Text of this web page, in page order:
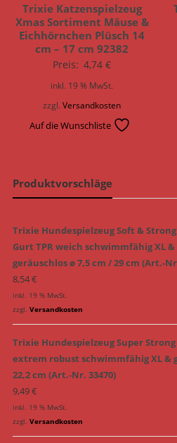
Trixie Katzenspielzeug
Xmas Sortiment Mäuse &
Eichhörnchen Plüsch 14
cm – 17 cm 92382
Preis: 4,74€
inkl. 19 % MwSt.
zzgl.Versandkosten
Auf die Wunschliste
Produktvorschläge
Trixie Hundespielzeug Soft &
Gurt TPR weich schwimmfähig XL &
geräuschlos ø 7,5 cm / 29 cm (Art.-
8,54€
inkl. 19 % MwSt.
zzgl. Versandkosten
Trixie Hundespielzeug Super Strong
extrem robust schwimmfähig XL &
22,2 cm (Art.-Nr. 33470)
9,49€
inkl. 19 % MwSt.
zzgl. Versandkosten